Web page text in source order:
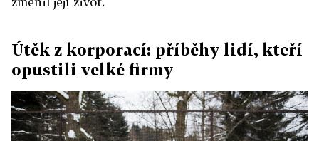
Útěk z korporací: příběhy lidí, kteří
opustili velké firmy